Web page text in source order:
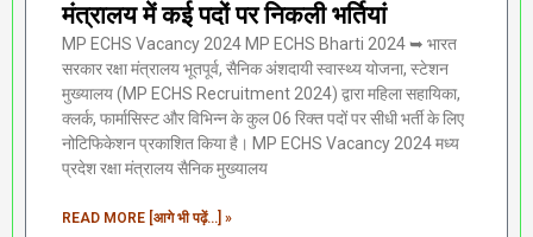
मंत्रालय में कई पदों पर निकली भर्तियां
MP ECHS Vacancy 2024 MP ECHS Bharti 2024 ➥ भारत
सरकार रक्षा मंत्रालय भूतपूर्व, सैनिक अंशदायी स्वास्थ्य योजना, स्टेशन
मुख्यालय (MP ECHS Recruitment 2024) द्वारा महिला सहायिका,
क्लर्क, फार्मासिस्ट और विभिन्न के कुल 06 रिक्त पदों पर सीधी भर्ती के लिए
नोटिफिकेशन प्रकाशित किया है। MP ECHS Vacancy 2024 मध्य
प्रदेश रक्षा मंत्रालय सैनिक मुख्यालय
READ MORE [आगे भी पढ़ें...] »